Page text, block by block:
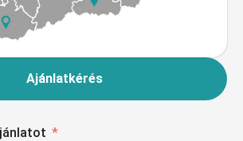
Ajánlatkérés